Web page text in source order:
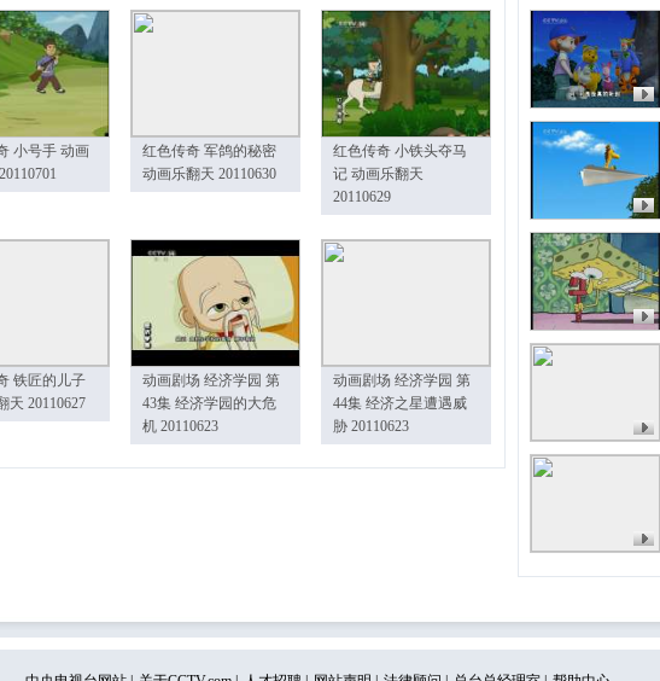
小号手 动画
红色传奇 军鸽的秘密
动画乐翻天 20110630
红色传奇 小铁头夺马
记 动画乐翻天
20110629
铁匠的儿子
天 20110627
动画剧场 经济学园 第
43集 经济学园的大危
机 20110623
动画剧场 经济学园 第
44集 经济之星遭遇威
胁 20110623